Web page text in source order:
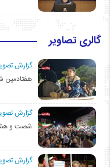
گالری تصاویر
گزارش
هفتادمین
گزارش
شصت و
گزارش